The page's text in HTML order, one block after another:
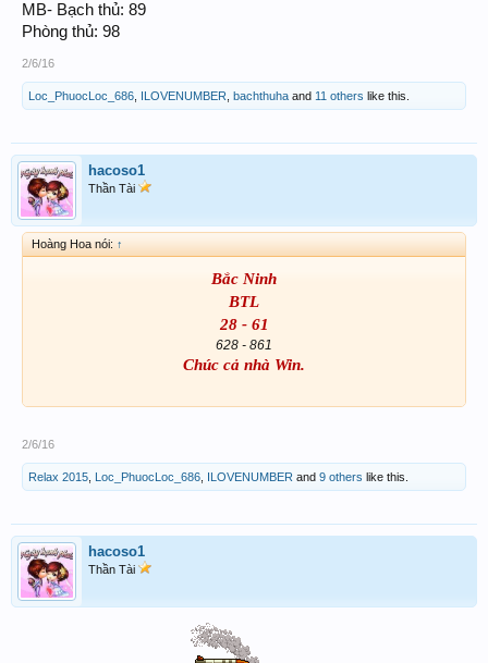
MB- Bạch thủ: 89
Phòng thủ: 98
2/6/16
Loc_PhuocLoc_686 ILOVENUMBER bachthuha and 11 others like this.
hacoso1
Thần Tài
Hoàng Hoa nói: ↑
Bắc Ninh
BTL
28 - 61
628 - 861
Chúc cả nhà Win.
2/6/16
Relax 2015 Loc_PhuocLoc_686 ILOVENUMBER and 9 others like this.
hacoso1
Thần Tài